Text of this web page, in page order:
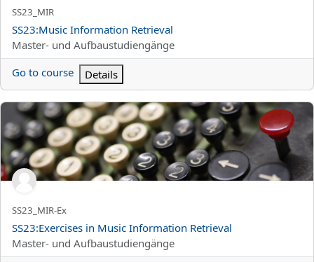
Titolo abbreviato del corso
SS23_MIR
Titolo del corso
SS23:Music Information Retrieval
Categoria di corsi
Master- und Aufbaustudiengänge
Go to course
Details
SS23:Exercises in Music Information Retrieval
Titolo abbreviato del corso
SS23_MIR-Ex
Titolo del corso
SS23:Exercises in Music Information Retrieval
Categoria di corsi
Master- und Aufbaustudiengänge